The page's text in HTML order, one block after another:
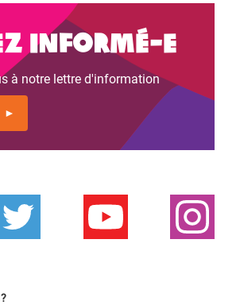
informé-e
à notre lettre d'information